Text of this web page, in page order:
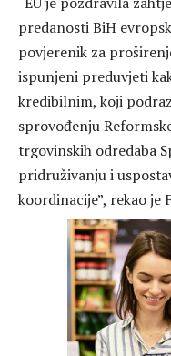
predanosti BiH
povjerenik za
ispunjeni preduvjeti
kredibilnim, koji
sprovođenju
trgovinskih odredaba
pridruživanju i
koordinacije”, rekao je